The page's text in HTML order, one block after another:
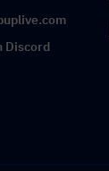
Discord